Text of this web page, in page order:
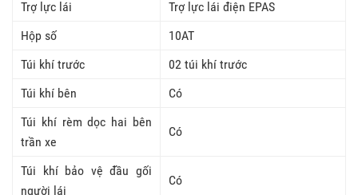
Trợ lực lái
Trợ lực lái điện EPAS
Hộp số
10AT
Túi khí trước
02 túi khí trước
Túi khí bên
Có
Túi khí rèm dọc hai bên
trần xe
Có
Túi khí bảo vệ đầu gối
người lái
Có